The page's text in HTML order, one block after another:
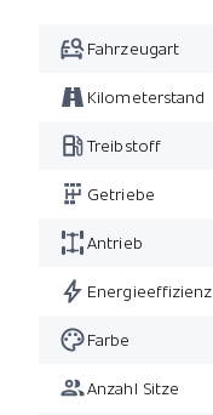
Fahrzeugart
Kilometerstand
Treibstoff
Getriebe
Antrieb
Energieeffizienz
Farbe
Anzahl Sitze